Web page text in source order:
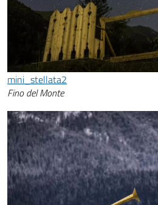
mini_stellata2
Fino del Monte